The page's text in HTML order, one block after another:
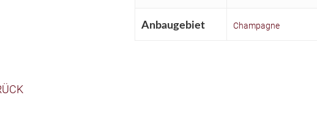
Anbaugebiet Champagne